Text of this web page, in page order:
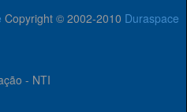
Copyright © 2002-2010 Duraspace
- NTI